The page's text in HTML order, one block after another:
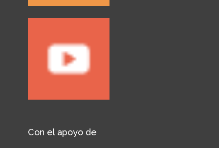
Con el apoyo de